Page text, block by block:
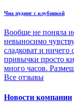
Чиа пудинг с клубникой
Вообще не поняла
невыносимо
сладковат и ничего
привычки просто
много часов.
Все отзывы
Новости компании